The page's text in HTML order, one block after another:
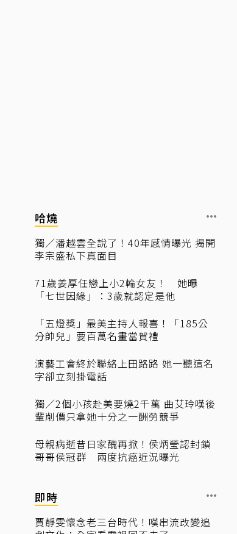
哈燒
獨／潘越雲全說了！40年感情曝光 揭開
李宗盛私下真面目
71歲姜厚任戀上小2輪女友！ 她曝
「七世因緣」：3歲就認定是他
「五燈獎」最美主持人報喜！「185公
分帥兒」要百萬名畫當賀禮
演藝工會終於聯絡上田路路 她一聽這名
字卻立刻掛電話
獨／2個小孩赴美要燒2千萬 曲艾玲嘆後
輩削價只拿她十分之一酬勞競爭
母親病逝昔日家醜再掀！侯炳瑩認封鎖
哥哥侯冠群 兩度抗癌近況曝光
即時
賈靜雯懷念老三台時代！嘆串流改變追